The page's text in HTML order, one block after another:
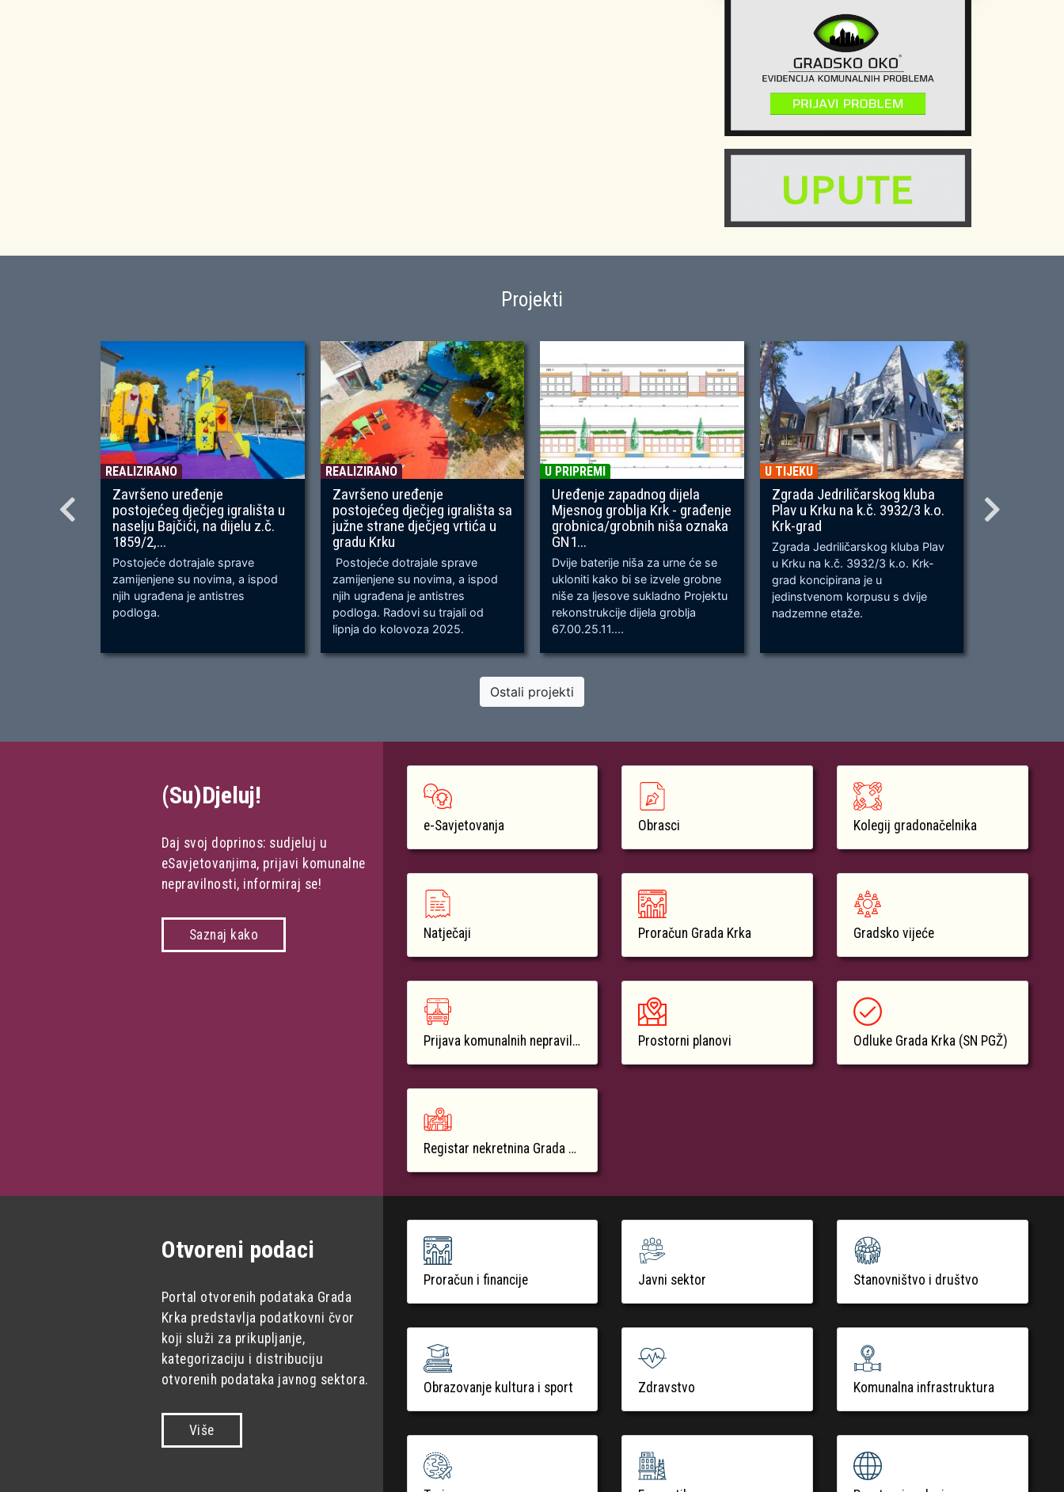
Projekti
REALIZIRANO
Završeno uređenje
postojećeg dječjeg igrališta u
naselju Bajčići, na dijelu z.č.
1859/2,...
Postojeće dotrajale sprave
zamijenjene su novima, a ispod
njih ugrađena je antistres
podloga.
REALIZIRANO
Završeno uređenje
postojećeg dječjeg igrališta sa
južne strane dječjeg vrtića u
gradu Krku
Postojeće dotrajale sprave
zamijenjene su novima, a ispod
njih ugrađena je antistres
podloga. Radovi su trajali od
lipnja do kolovoza 2025.
U PRIPREMI
Uređenje zapadnog dijela
Mjesnog groblja Krk - građenje
grobnica/grobnih niša oznaka
GN1...
Dvije baterije niša za urne će se
ukloniti kako bi se izvele grobne
niše za ljesove sukladno Projektu
rekonstrukcije dijela groblja
67.00.25.11....
U TIJEKU
Zgrada Jedriličarskog kluba
Plav u Krku na k.č. 3932/3 k.o.
Krk-grad
Zgrada Jedriličarskog kluba Plav
u Krku na k.č. 3932/3 k.o. Krk-
grad koncipirana je u
jedinstvenom korpusu s dvije
nadzemne etaže.
OU, na
Ostali projekti
(Su)Djeluj!
Daj svoj doprinos: sudjeluj u
eSavjetovanjima, prijavi komunalne
nepravilnosti, informiraj se!
Saznaj kako
e-Savjetovanja
Natječaji
Prijava komunalnih nepravilnosti
Registar nekretnina Grada Krka
Obrasci
Proračun Grada Krka
Prostorni planovi
Kolegij gradonačelnika
Gradsko vijeće
Odluke Grada Krka (SN PGŽ)
Otvoreni podaci
Portal otvorenih podataka Grada
Krka predstavlja podatkovni čvor
koji služi za prikupljanje,
kategorizaciju i distribuciju
otvorenih podataka javnog sektora.
Više
Proračun i financije
Obrazovanje kultura i sport
Javni sektor
Zdravstvo
Stanovništvo i društvo
Komunalna infrastruktura